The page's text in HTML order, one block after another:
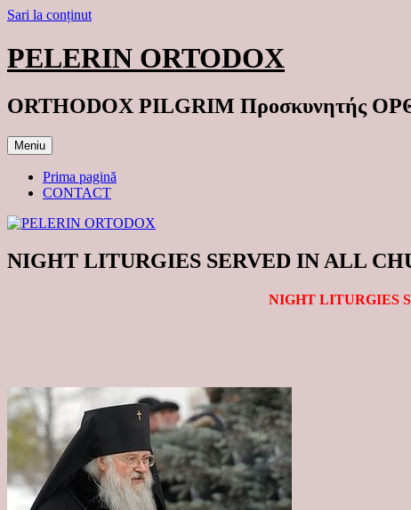
Sari la conținut
PELERIN ORTODOX
ORTHODOX PILGRIM Προσκυνητής
Meniu
Prima pagină
CONTACT
NIGHT LITURGIES SERVED IN ALL
NIGHT LITURGIES